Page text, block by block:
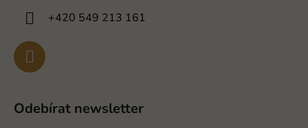
+420 549 213 161
Odebírat newsletter